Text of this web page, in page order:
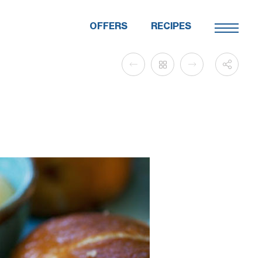
OFFERS RECIPES